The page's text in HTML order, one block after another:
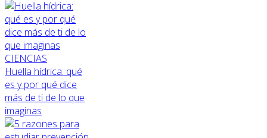
CIENCIAS
Huella hídrica: qué
es y por qué dice
más de ti de lo que
imaginas